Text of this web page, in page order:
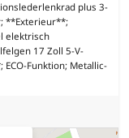
plus 3-
**Exterieur**;
elektrisch
17 Zoll 5-V-
Funktion; Metallic-